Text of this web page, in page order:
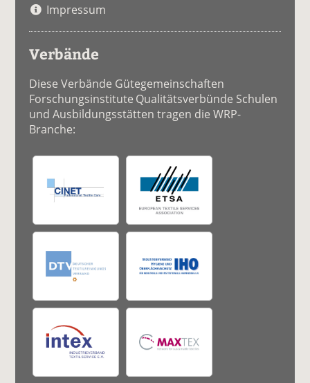
Impressum
Verbände
Diese Verbände Gütegemeinschaften
Forschungsinstitute Qualitätsverbünde Schulen
und Ausbildungsstätten tragen die WRP-
Branche: